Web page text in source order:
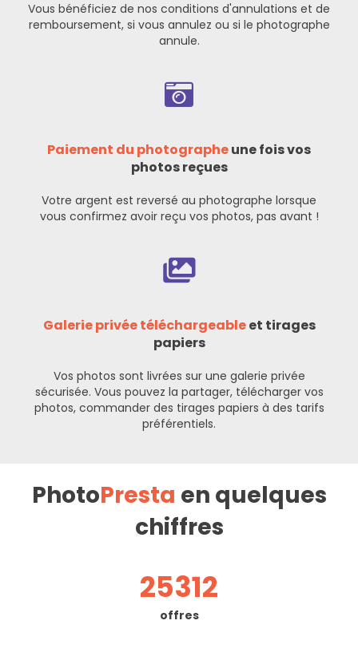
Vous bénéficiez de nos conditions d'annulations et de
remboursement, si vous annulez ou si le photographe
annule.
Paiement du photographeune fois vos
photos reçues
Votre argent est reversé au photographe lorsque
vous confirmez avoir reçu vos photos, pas avant !
Galerie privée téléchargeableet tirages
papiers
Vos photos sont livrées sur une galerie privée
sécurisée. Vous pouvez la partager, télécharger vos
photos, commander des tirages papiers à des tarifs
préférentiels.
PhotoPresta en quelques
chiffres
25312
offres